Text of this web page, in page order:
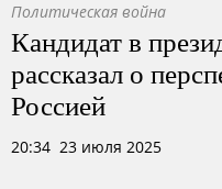
Политическая война
Кандидат в
рассказал о
Россией
20:34 23 июля 2025